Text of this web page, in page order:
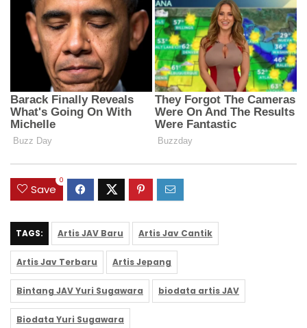
Save
0
TAGS: Artis JAV Baru Artis Jav Cantik
Artis Jav Terbaru Artis Jepang
Bintang JAV Yuri Sugawara biodata artis JAV
Biodata Yuri Sugawara